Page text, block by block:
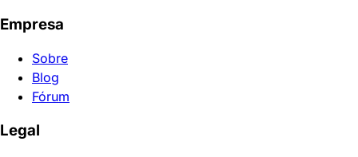
Empresa
Sobre
Blog
Fórum
Legal